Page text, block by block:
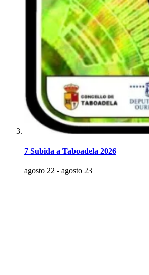
7 Subida a Taboadela 2026
agosto 22 - agosto 23